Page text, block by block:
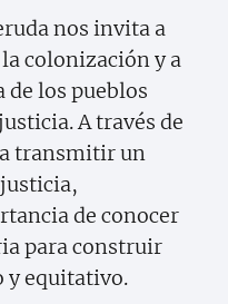
nos invita a
colonización y a
de los pueblos
A través de
transmitir un
de conocer
para construir
y equitativo.